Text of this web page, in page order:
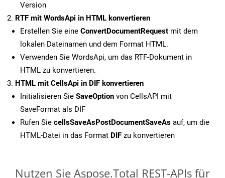
Version
RTF mit WordsApi in HTML konvertieren
Erstellen Sie eine ConvertDocumentRequest mit dem
lokalen Dateinamen und dem Format HTML.
Verwenden Sie WordsApi, um das RTF-Dokument in
HTML zu konvertieren.
HTML mit CellsApi in DIF konvertieren
Initialisieren Sie SaveOption von CellsAPI mit
SaveFormat als DIF
Rufen Sie cellsSaveAsPostDocumentSaveAs auf, um die
HTML-Datei in das Format DIF zu konvertieren
Nutzen Sie Aspose.Total REST-APIs für